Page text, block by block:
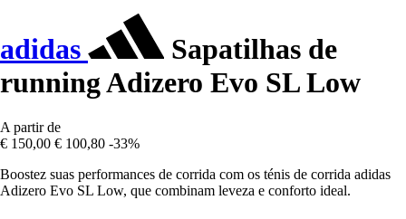
adidas
Sapatilhas de
running Adizero Evo SL Low
A partir de
€ 150,00 € 100,80 -33%
Boostez suas performances de corrida com os ténis de corrida adidas
Adizero Evo SL Low, que combinam leveza e conforto ideal.